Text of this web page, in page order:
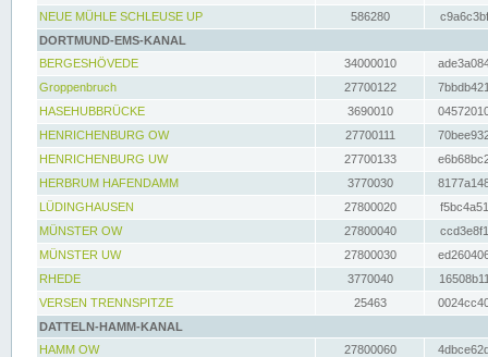
NEUE MÜHLE SCHLEUSE UP
586280
DORTMUND-EMS-KANAL
BERGESHÖVEDE
34000010
Groppenbruch
27700122
HASEHUBBRÜCKE
3690010
HENRICHENBURG OW
27700111
HENRICHENBURG UW
27700133
HERBRUM HAFENDAMM
3770030
LÜDINGHAUSEN
27800020
MÜNSTER OW
27800040
MÜNSTER UW
27800030
RHEDE
3770040
VERSEN TRENNSPITZE
25463
DATTELN-HAMM-KANAL
HAMM OW
27800060